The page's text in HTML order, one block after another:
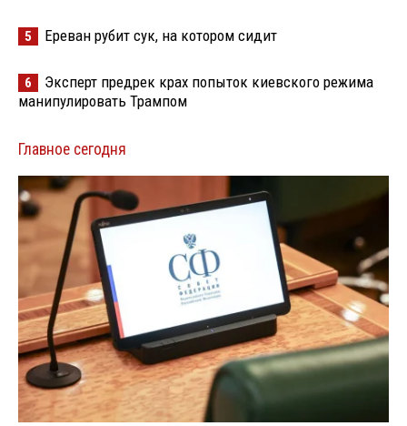
5 Ереван рубит сук, на котором сидит
6
Эксперт предрек крах попыток киевского режима
манипулировать Трампом
Главное сегодня